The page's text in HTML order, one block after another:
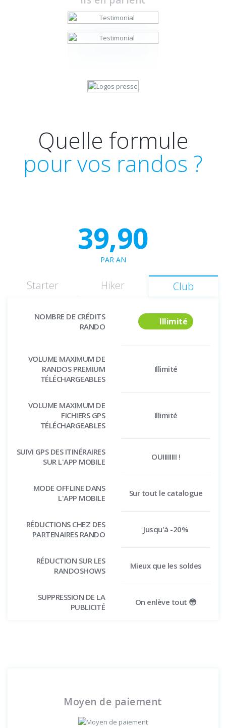
Quelle formule
pour vos randos ?
39,90
PAR AN
Starter Hiker Club
NOMBRE DE CRÉDITS
RANDO
Illimité
VOLUME MAXIMUM DE
RANDOS PREMIUM
TÉLÉCHARGEABLES
Illimité
VOLUME MAXIMUM DE
FICHIERS GPS
TÉLÉCHARGEABLES
Illimité
SUIVI GPS DES ITINÉRAIRES
SUR L'APP MOBILE
OUIIIIIIII !
MODE OFFLINE DANS
L'APP MOBILE
Sur tout le catalogue
RÉDUCTIONS CHEZ DES
PARTENAIRES RANDO
Jusqu'à -20%
RÉDUCTION SUR LES
RANDOSHOWS
Mieux que les soldes
SUPPRESSION DE LA
PUBLICITÉ
On enlève tout 😳
Moyen de paiement